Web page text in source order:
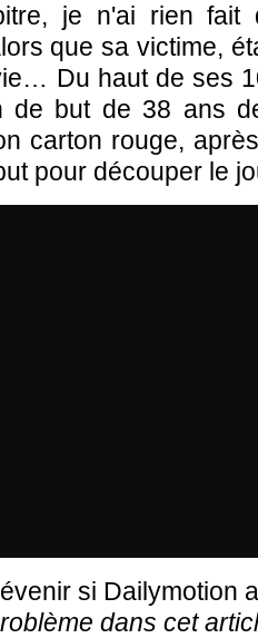
je n'ai rien fait
que sa victime,
Du haut de ses
de but de 38 ans
carton rouge,
pour découper le
si Dailymotion
dans cet